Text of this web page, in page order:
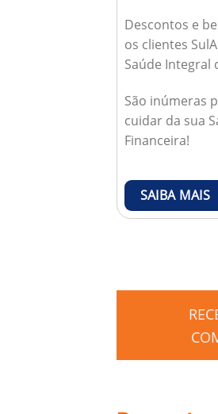
Descontos e
os clientes
Saúde Integral
São inúmeras
cuidar da sua
Financeira!
SAIBA MAIS